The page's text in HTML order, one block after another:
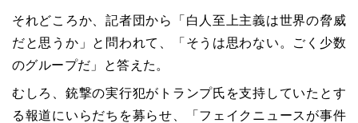
それどころか、記者団から「白人至上主義は世界の脅威
だと思うか」と問われて、「そうは思わない。ごく少数
のグループだ」と答えた。
むしろ、銃撃の実行犯がトランプ氏を支持していたとす
る報道にいらだちを募らせ、「フェイクニュースが事件